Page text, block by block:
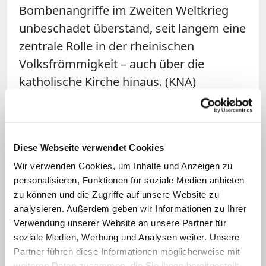
Diese Webseite verwendet Cookies
Wir verwenden Cookies, um Inhalte und Anzeigen zu
personalisieren, Funktionen für soziale Medien anbieten
zu können und die Zugriffe auf unsere Website zu
analysieren. Außerdem geben wir Informationen zu Ihrer
Verwendung unserer Website an unsere Partner für
soziale Medien, Werbung und Analysen weiter. Unsere
Partner führen diese Informationen möglicherweise mit
Bombenangriffe im Zweiten Weltkrieg
unbeschadet überstand, seit langem eine
zentrale Rolle in der rheinischen
Volksfrömmigkeit – auch über die
katholische Kirche hinaus. (KNA)
Das Geheimnis der "Schwarzen